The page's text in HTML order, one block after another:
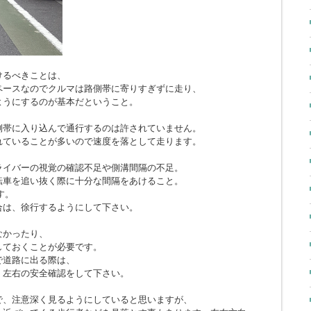
べきことは、
スなのでクルマは路側帯に寄りすぎずに走り、
にするのが基本だということ。
に入り込んで通行するのは許されていません。
いることが多いので速度を落として走ります。
バーの視覚の確認不足や側溝間隔の不足。
を追い抜く際に十分な間隔をあけること。
、徐行するようにして下さい。
ったり、
おくことが必要です。
路に出る際は、
右の安全確認をして下さい。
注意深く見るようにしていると思いますが、